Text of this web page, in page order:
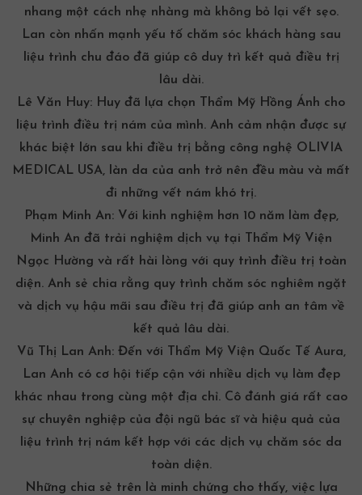
nhang một cách nhẹ nhàng mà không bỏ lại vết sẹo.
Lan còn nhấn mạnh yếu tố chăm sóc khách hàng sau
liệu trình chu đáo đã giúp cô duy trì kết quả điều trị
lâu dài.
Lê Văn Huy: Huy đã lựa chọn Thẩm Mỹ Hồng Ánh cho
liệu trình điều trị nám của mình. Anh cảm nhận được sự
khác biệt lớn sau khi điều trị bằng công nghệ OLIVIA
MEDICAL USA, làn da của anh trở nên đều màu và mất
đi những vết nám khó trị.
Phạm Minh An:Với kinh nghiệm hơn 10 năm làm đẹp,
Minh An đã trải nghiệm dịch vụ tại Thẩm Mỹ Viện
Ngọc Hường và rất hài lòng với quy trình điều trị toàn
diện. Anh sẻ chia rằng quy trình chăm sóc nghiêm ngặt
và dịch vụ hậu mãi sau điều trị đã giúp anh an tâm về
kết quả lâu dài.
Vũ Thị Lan Anh:Đến với Thẩm Mỹ Viện Quốc Tế Aura,
Lan Anh có cơ hội tiếp cận với nhiều dịch vụ làm đẹp
khác nhau trong cùng một địa chỉ. Cô đánh giá rất cao
sự chuyên nghiệp của đội ngũ bác sĩ và hiệu quả của
liệu trình trị nám kết hợp với các dịch vụ chăm sóc da
toàn diện.
Những chia sẻ trên là minh chứng cho thấy, việc lựa